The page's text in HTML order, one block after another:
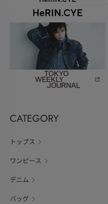
CATEGORY
トップス
ワンピース
デニム
バッグ